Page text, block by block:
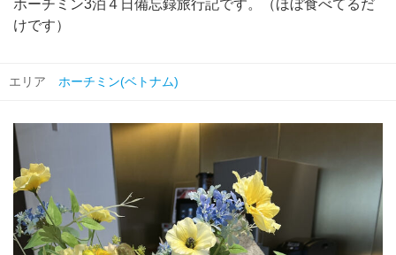
ホーチミン3泊４日備忘録旅行記です。（ほぼ食べてるだ
けです）
エリア ホーチミン(ベトナム)